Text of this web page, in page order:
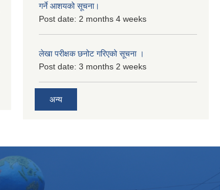
गर्ने आशयको सूचना।
Post date: 2 months 4 weeks
लेखा परीक्षक छनोट गरिएको सूचना ।
Post date: 3 months 2 weeks
अन्य